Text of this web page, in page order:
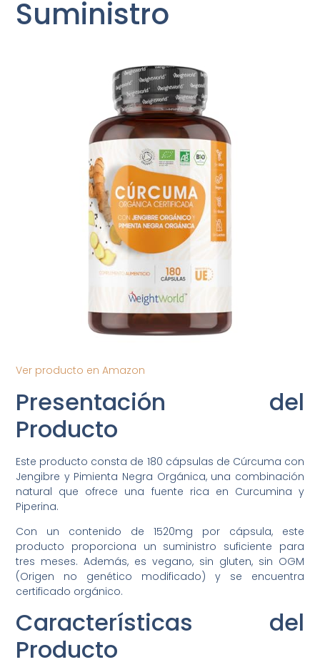
Suministro
Ver producto en Amazon
Presentación del
Producto
Este producto consta de 180 cápsulas de Cúrcuma con
Jengibre y Pimienta Negra Orgánica, una combinación
natural que ofrece una fuente rica en Curcumina y
Piperina.
Con un contenido de 1520mg por cápsula, este
producto proporciona un suministro suficiente para
tres meses. Además, es vegano, sin gluten, sin OGM
(Origen no genético modificado) y se encuentra
certificado orgánico.
Características del
Producto